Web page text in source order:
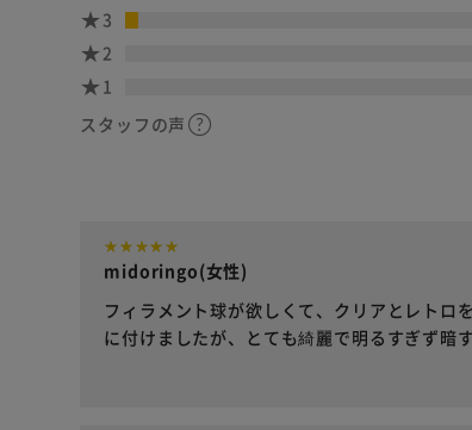
3
2
1
スタッフの声
midoringo(女性)
フィラメント球が欲しくて、クリアとレトロ
に付けましたが、とても綺麗で明るすぎず暗